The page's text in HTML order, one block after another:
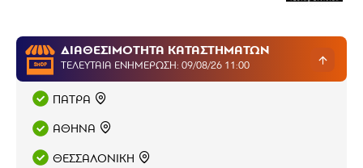
ΔΙΑΘΕΣΙΜΟΤΗΤΑ ΚΑΤΑΣΤΗΜΑΤΩΝ
ΤΕΛΕΥΤΑΊΑ ΕΝΗΜΈΡΩΣΗ: 09/08/26 11:00
ΠΑΤΡΑ
ΑΘΗΝΑ
ΘΕΣΣΑΛΟΝΙΚΗ